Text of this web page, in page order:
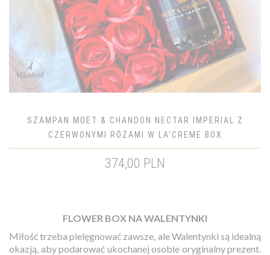
SZAMPAN MOET & CHANDON NECTAR IMPERIAL Z
CZERWONYMI RÓŻAMI W LA'CREME BOX
374,00 PLN
FLOWER BOX NA WALENTYNKI
Miłość trzeba pielęgnować zawsze, ale Walentynki są idealną
okazją, aby podarować ukochanej osobie oryginalny prezent.